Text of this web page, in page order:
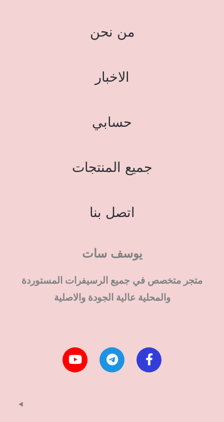
من نحن
الاخبار
حسابي
جميع المنتجات
اتصل بنا
يوسف سات
متجر متخصص في جميع الرسيفرات المستوردة
والمحلية عالية الجودة والاصلية